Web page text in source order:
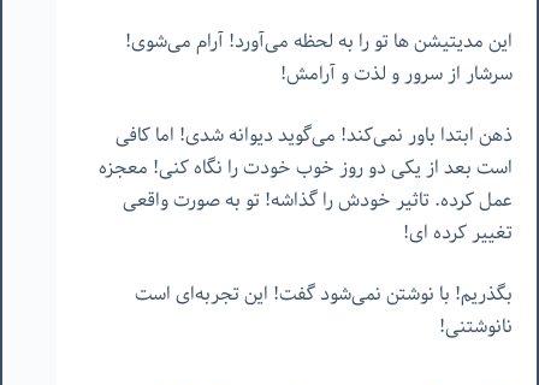
این مدیتیشن ها تو را به لحظه می‌آورد! آرام می‌شوی!
سرشار از سرور و لذت و آرامش!
ذهن ابتدا باور نمی‌کند! می‌گوید دیوانه شدی! اما کافی
است بعد از یکی دو روز خوب خودت را نگاه کنی! معجزه
عمل کرده. تاثیر خودش را گذاشه! تو به صورت واقعی
تغییر کرده ای!
بگذریم! با نوشتن نمی‌شود گفت! این تجربه‌ای است
نانوشتنی!